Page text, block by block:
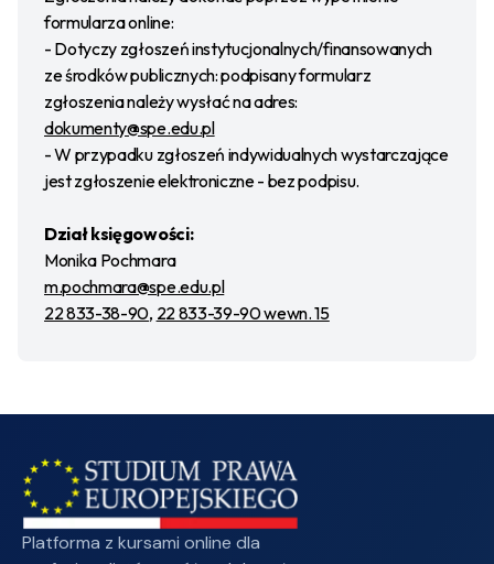
formularza online:
- Dotyczy zgłoszeń instytucjonalnych/finansowanych
ze środków publicznych: podpisany formularz
zgłoszenia należy wysłać na adres:
dokumenty@spe.edu.pl
- W przypadku zgłoszeń indywidualnych wystarczające
jest zgłoszenie elektroniczne - bez podpisu.
Dział księgowości:
Monika Pochmara
m.pochmara@spe.edu.pl
22 833-38-90, 22 833-39-90 wewn. 15
Platforma z kursami online dla